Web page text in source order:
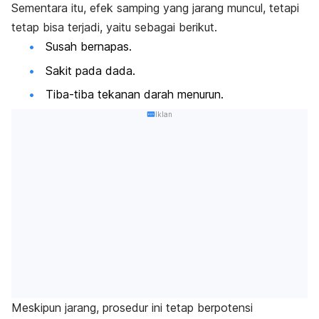
Sementara itu, efek samping yang jarang muncul, tetapi
tetap bisa terjadi, yaitu sebagai berikut.
Susah bernapas.
Sakit pada dada.
Tiba-tiba tekanan darah menurun.
Iklan
Meskipun jarang, prosedur ini tetap berpotensi